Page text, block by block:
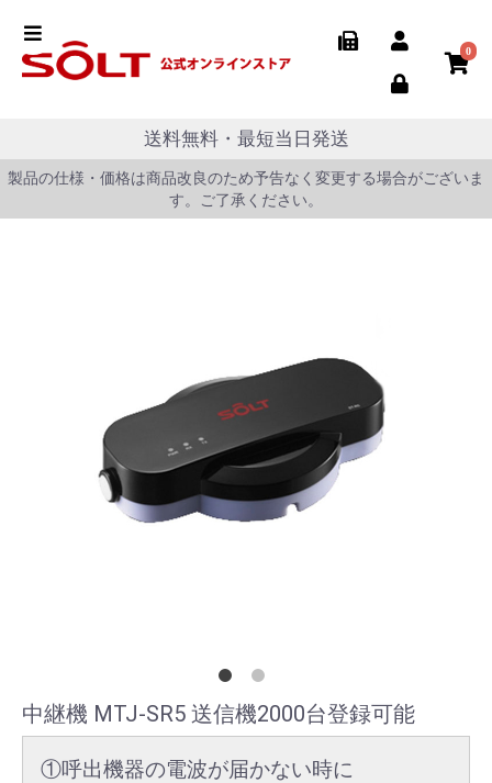
0
送料無料・最短当日発送
製品の仕様・価格は商品改良のため予告なく変更する場合がございま
す。ご了承ください。
中継機 MTJ-SR5 送信機2000台登録可能
①呼出機器の電波が届かない時に